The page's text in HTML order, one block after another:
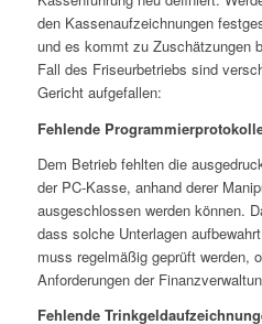
den Kassenaufzeichnungen
und es kommt zu Zuschätzungen
Fall des Friseurbetriebs sind
Gericht aufgefallen:
Fehlende
Dem Betrieb fehlten die
der PC-Kasse, anhand derer
ausgeschlossen werden können.
dass solche Unterlagen
muss regelmäßig geprüft werden,
Anforderungen der
Fehlende